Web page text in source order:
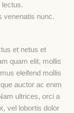
lectus.
venenatis nunc.
et netus et
quam elit, mollis
eleifend mollis
auctor ac enim
ultrices, orci a
vel lobortis dolor